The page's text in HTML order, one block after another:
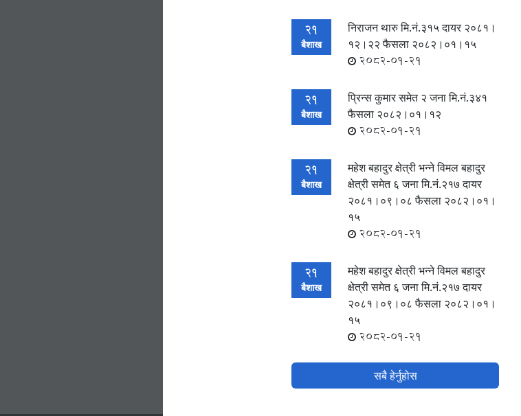
21
बैशाख
निराजन थारु मि.नं.३१५ दायर २०८१।
१२।२२ फैसला २०८२।०१।१५
2082-01-21
21
बैशाख
प्रिन्स कुमार समेत २ जना मि.नं.३४१
फैसला २०८२।०१।१२
2082-01-21
21
बैशाख
महेश बहादुर क्षेत्री भन्ने विमल बहादुर
क्षेत्री समेत ६ जना मि.नं.२१७ दायर
२०८१।०९।०८ फैसला २०८२।०१।
१५
2082-01-21
21
बैशाख
महेश बहादुर क्षेत्री भन्ने विमल बहादुर
क्षेत्री समेत ६ जना मि.नं.२१७ दायर
२०८१।०९।०८ फैसला २०८२।०१।
१५
2082-01-21
सबै हेर्नुहोस